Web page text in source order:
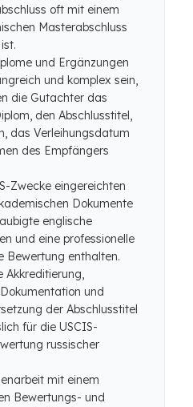
oft mit einem
Masterabschluss
und Ergänzungen
und komplex sein,
die Gutachter das
den Abschlusstitel,
das Verleihungsdatum
des Empfängers
Zwecke eingereichten
Dokumente
englische
und eine professionelle
Bewertung enthalten.
Akkreditierung,
und
der Abschlusstitel
für die USCIS-
russischer
mit einem
Bewertungs- und